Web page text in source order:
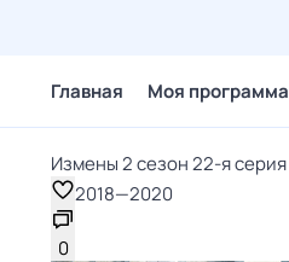
Главная Моя программа
Измены 2 сезон 22-я серия
2018—2020
0